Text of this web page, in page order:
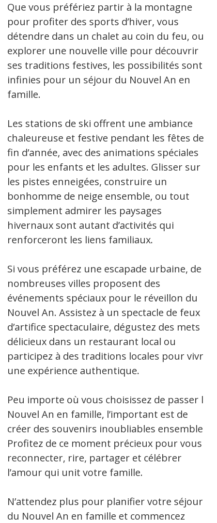
Que vous préfériez partir à la montagne
pour profiter des sports d’hiver, vous
détendre dans un chalet au coin du feu, ou
explorer une nouvelle ville pour découvrir
ses traditions festives, les possibilités sont
infinies pour un séjour du Nouvel An en
famille.
Les stations de ski offrent une ambiance
chaleureuse et festive pendant les fêtes de
fin d’année, avec des animations spéciales
pour les enfants et les adultes. Glisser sur
les pistes enneigées, construire un
bonhomme de neige ensemble, ou tout
simplement admirer les paysages
hivernaux sont autant d’activités qui
renforceront les liens familiaux.
Si vous préférez une escapade urbaine, de
nombreuses villes proposent des
événements spéciaux pour le réveillon du
Nouvel An. Assistez à un spectacle de feux
d’artifice spectaculaire, dégustez des mets
délicieux dans un restaurant local ou
participez à des traditions locales pour vivre
une expérience authentique.
Peu importe où vous choisissez de passer le
Nouvel An en famille, l’important est de
créer des souvenirs inoubliables ensemble.
Profitez de ce moment précieux pour vous
reconnecter, rire, partager et célébrer
l’amour qui unit votre famille.
N’attendez plus pour planifier votre séjour
du Nouvel An en famille et commencez